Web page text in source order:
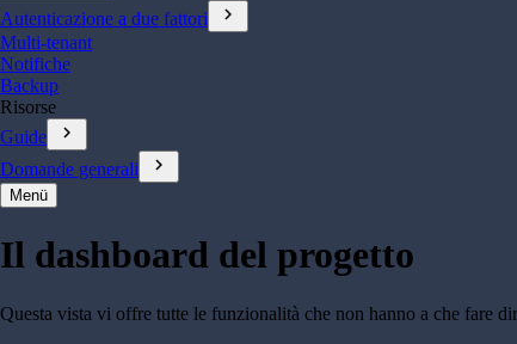
Autenticazione a due fattori
chevron_right
Multi-tenant
Notifiche
Backup
Risorse
Guide
chevron_right
Domande generali chevron_right
Menü
Il dashboard del progetto
Questa vista vi offre tutte le funzionalità che non hanno a che fare